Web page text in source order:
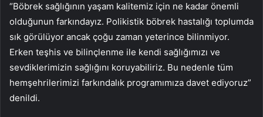
“Böbrek sağlığının yaşam kalitemiz için ne kadar önemli
olduğunun farkındayız. Polikistik böbrek hastalığı toplumda
sık görülüyor ancak çoğu zaman yeterince bilinmiyor.
Erken teşhis ve bilinçlenme ile kendi sağlığımızı ve
sevdiklerimizin sağlığını koruyabiliriz. Bu nedenle tüm
hemşehrilerimizi farkındalık programımıza davet ediyoruz”
denildi.